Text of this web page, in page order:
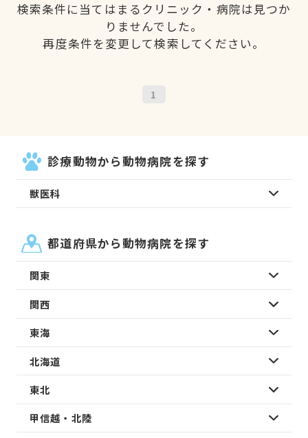
検索条件に当てはまるクリニック・病院は見つか
りませんでした。
再度条件を変更して検索してください。
1
診療動物から動物病院を探す
獣医科
都道府県から動物病院を探す
関東
関西
東海
北海道
東北
甲信越・北陸